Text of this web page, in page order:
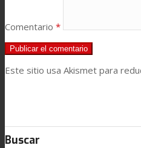
Buscar
Comentario *
Este sitio usa Akismet para
Buscar